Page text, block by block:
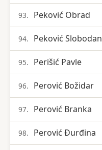
93. Peković Obrad
94. Peković Slobodan
95. Perišić Pavle
96. Perović Božidar
97. Perović Branka
98. Perović Đurđina